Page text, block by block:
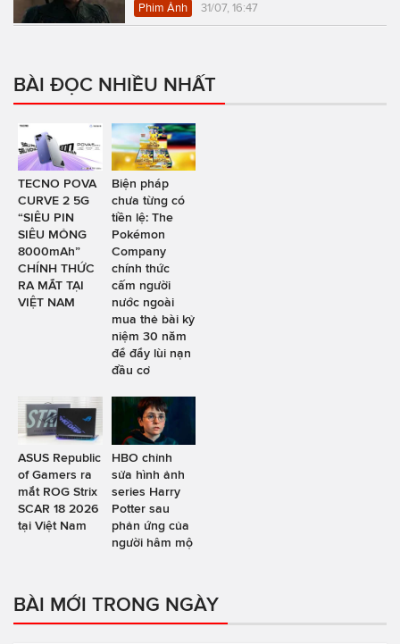
Phim Ảnh 31/07, 16:47
BÀI ĐỌC NHIỀU NHẤT
TECNO POVA
CURVE 2 5G
“SIÊU PIN
SIÊU MỎNG
8000mAh”
CHÍNH THỨC
RA MẮT TẠI
VIỆT NAM
Biện pháp
chưa từng có
tiền lệ: The
Pokémon
Company
chính thức
cấm người
nước ngoài
mua thẻ bài kỷ
niệm 30 năm
để đẩy lùi nạn
đầu cơ
ASUS Republic
of Gamers ra
mắt ROG Strix
SCAR 18 2026
tại Việt Nam
HBO chỉnh
sửa hình ảnh
series Harry
Potter sau
phản ứng của
người hâm mộ
BÀI MỚI TRONG NGÀY